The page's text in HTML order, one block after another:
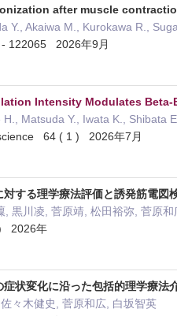
after muscle
Y., Akaiwa M., Kurokawa R.,
122065 2026年9月
Intensity Modulates
Matsuda Y., Iwata K., Shibata
64 ( 1 ) 2026年7月
する理学療法評価と誘発筋電図
, 黒川凌, 菅原靖, 松田裕弥, 菅原和
2026年
状変化に沿った包括的理学療法
々木健史, 菅原和広, 白坂智英